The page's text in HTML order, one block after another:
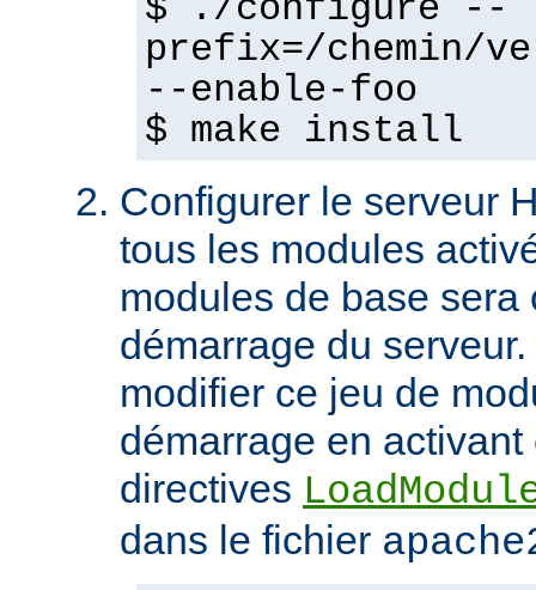
$ ./configure --
prefix=/chemin/
--enable-foo
$ make install
Configurer le serveur
tous les modules
modules de base sera
démarrage du
modifier ce jeu de
démarrage en
directives
dans le fichier